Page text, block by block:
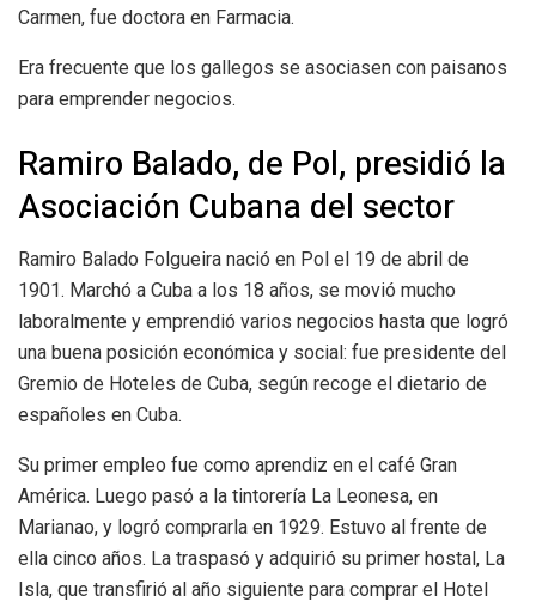
Carmen, fue doctora en Farmacia.
Era frecuente que los gallegos se asociasen con paisanos
para emprender negocios.
Ramiro Balado, de Pol, presidió la
Asociación Cubana del sector
Ramiro Balado Folgueira nació en Pol el 19 de abril de
1901. Marchó a Cuba a los 18 años, se movió mucho
laboralmente y emprendió varios negocios hasta que logró
una buena posición económica y social: fue presidente del
Gremio de Hoteles de Cuba, según recoge el dietario de
españoles en Cuba.
Su primer empleo fue como aprendiz en el café Gran
América. Luego pasó a la tintorería La Leonesa, en
Marianao, y logró comprarla en 1929. Estuvo al frente de
ella cinco años. La traspasó y adquirió su primer hostal, La
Isla, que transfirió al año siguiente para comprar el Hotel